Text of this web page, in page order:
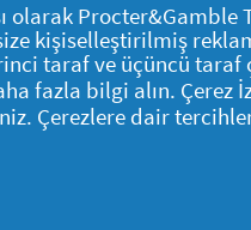
kayıt olurken yanlış bilgi
ihlal eden herhangi bir
doğabilecek
Procter&Gamble
size kişiselleştirilmiş
taraf ve üçüncü taraf
fazla bilgi alın. Çerez
Çerezlere dair